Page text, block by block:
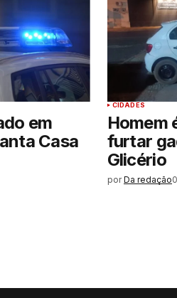
em
Casa
CIDADES
Homem
furtar
Glicério
por Da redação